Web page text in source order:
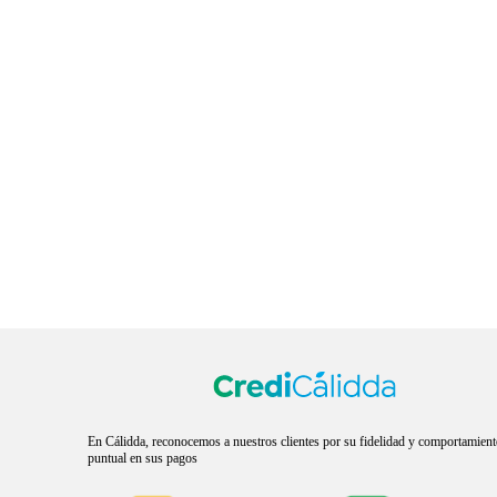
En Cálidda, reconocemos a nuestros clientes por su fidelidad y
puntual en sus pagos